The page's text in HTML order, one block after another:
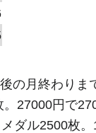
の月終わりま
27000円で
ダル2500枚